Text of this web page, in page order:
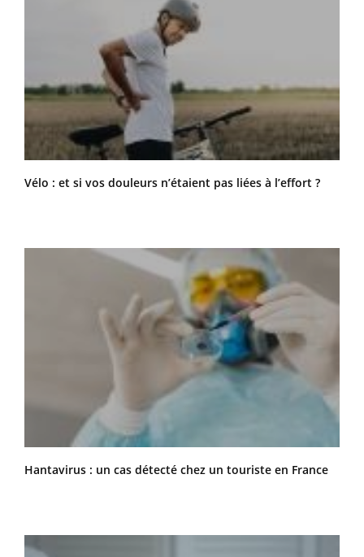
Vélo : et si vos douleurs n’étaient pas liées à l’effort ?
Hantavirus : un cas détecté chez un touriste en France